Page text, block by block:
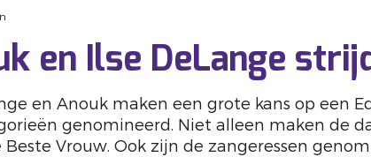
en Ilse DeLange
en Anouk maken een grote kans op een
genomineerd. Niet alleen maken de
Vrouw. Ook zijn de zangeressen